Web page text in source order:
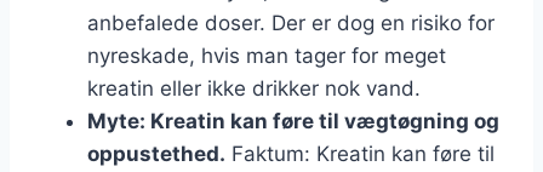
anbefalede doser. Der er dog en risiko for
nyreskade, hvis man tager for meget
kreatin eller ikke drikker nok vand.
Myte: Kreatin kan føre til vægtøgning og
oppustethed. Faktum: Kreatin kan føre til